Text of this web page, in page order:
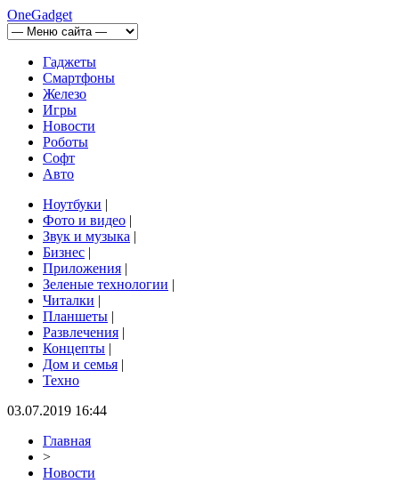
OneGadget
Гаджеты
Смартфоны
Железо
Игры
Новости
Роботы
Софт
Авто
Ноутбуки |
Фото и видео |
Звук и музыка |
Бизнес |
Приложения |
Зеленые технологии |
Читалки |
Планшеты |
Развлечения |
Концепты |
Дом и семья |
Техно
03.07.2019 16:44
Главная
>
Новости